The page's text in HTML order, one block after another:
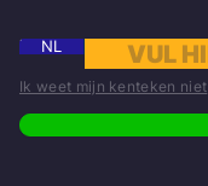
NL
Ik weet mijn kenteken niet